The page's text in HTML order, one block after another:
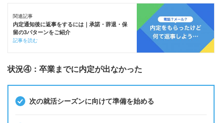
関連記事
内定通知後に返事をするには｜承諾・辞退・保
留の3パターンをご紹介
記事を読む
状況④：卒業までに内定が出なかった
次の就活シーズンに向けて準備を始める